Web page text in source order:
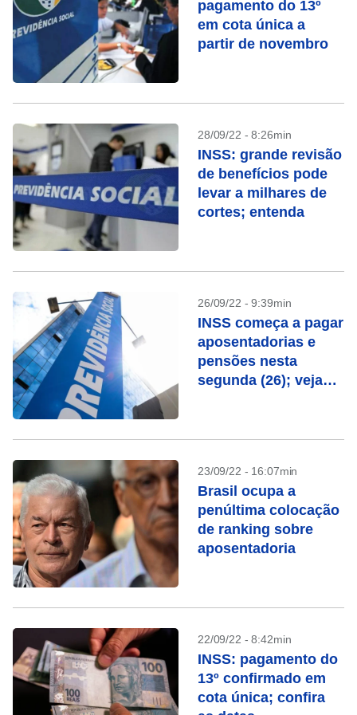
pagamento do 13º
em cota única a
partir de novembro
28/09/22 - 8:26min
INSS: grande revisão
de benefícios pode
levar a milhares de
cortes; entenda
26/09/22 - 9:39min
INSS começa a pagar
aposentadorias e
pensões nesta
segunda (26); veja
23/09/22 - 16:07min
Brasil ocupa a
penúltima colocação
de ranking sobre
aposentadoria
22/09/22 - 8:42min
INSS: pagamento do
13º confirmado em
cota única; confira